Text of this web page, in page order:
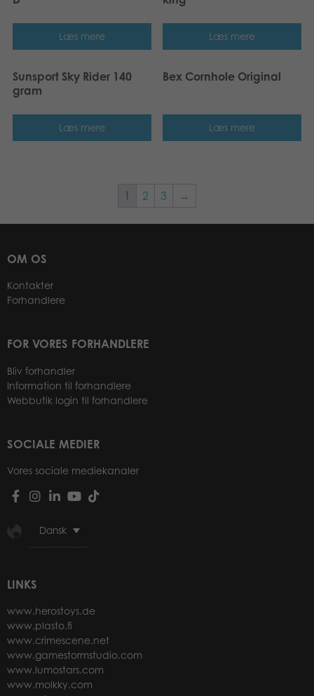
Læs mere Læs mere
Sunsport Sky Rider 140
gram
Læs mere
Bex Cornhole Original
Læs mere
1 2 3 →
OM OS
Kontakter
Forhandlere
FOR VORES FORHANDLERE
Bliv forhandler
Information til forhandlere
Webbutik login til forhandlere
SOCIALE MEDIER
Vores sociale mediekanaler
Dansk
LINKS
www.herostoys.de
www.plasto.fi
www.crimescene.net
www.gamestormstudio.com
www.lumostars.com
www.molkky.com